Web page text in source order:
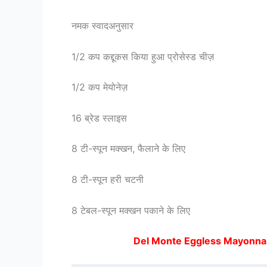
नमक स्वादअनुसार
1/2 कप कद्दूकस किया हुआ प्रोसेस्ड चीज़
1/2 कप मेयोनेज़
16 ब्रेड स्लाइस
8 टी-स्पून मक्खन, फैलाने के लिए
8 टी-स्पून हरी चटनी
8 टेबल-स्पून मक्खन पकाने के लिए
Del Monte Eggless